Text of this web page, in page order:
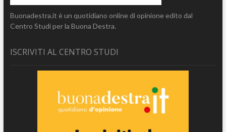
Buonadestra.it è un quotidiano online di opinione edito dal
Centro Studi per la Buona Destra.
ISCRIVITI AL CENTRO STUDI